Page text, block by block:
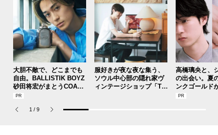
大胆不敵で、どこまでも
自由。BALLISTIK BOYZ
砂田将宏がまとうCOACH
の新作フレグランス「コ
パルファム」
服好きが夜な夜な集う、
ソウル中心部の隠れ家ヴ
ィンテージショップ「TA
高橋璃央と、
の出会い。夏
ンクゴールド
SUMMER
1 / 9